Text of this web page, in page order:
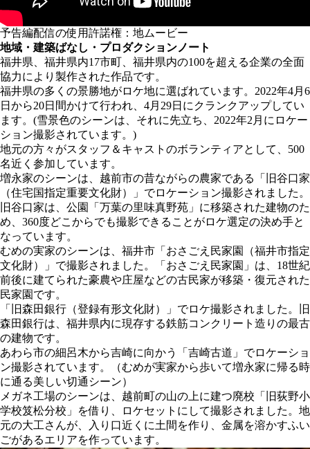
予告編配信の使用許諾権：地ムービー
地域・建築ばなし・プロダクションノート
福井県、福井県内17市町、福井県内の100を超える企業の全面
協力により製作された作品です。
福井県の多くの景勝地がロケ地に選ばれています。2022年4月6
日から20日間かけて行われ、4月29日にクランクアップしてい
ます。(雪景色のシーンは、それに先立ち、2022年2月にロケー
ション撮影されています。)
地元の方々がスタッフ＆キャストのボランティアとして、500
名近く参加しています。
増永家のシーンは、越前市の昔ながらの農家である「旧谷口家
（住宅国指定重要文化財）」でロケーション撮影されました。
旧谷口家は、公園「万葉の里味真野苑」に移築された建物のた
め、360度どこからでも撮影できることがロケ選定の決め手と
なっています。
むめの実家のシーンは、福井市「おさごえ民家園（福井市指定
文化財）」で撮影されました。「おさごえ民家園」は、18世紀
前後に建てられた豪農や庄屋などの古民家が移築・復元された
民家園です。
「旧森田銀行（登録有形文化財）」でロケ撮影されました。旧
森田銀行は、福井県内に現存する鉄筋コンクリート造りの最古
の建物です。
あわら市の細呂木から吉崎に向かう「吉崎古道」でロケーショ
ン撮影されています。（むめが実家から歩いて増永家に帰る時
に通る美しい切通シーン）
メガネ工場のシーンは、越前町の山の上に建つ廃校「旧荻野小
学校笈松分校」を借り、ロケセットにして撮影されました。地
元の大工さんが、入り口近くに土間を作り、金属を溶かすふい
ごがあるエリアを作っています。